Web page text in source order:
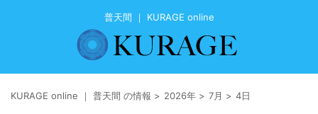
普天間 ｜ KURAGE online
KURAGE online ｜ 普天間 の情報 > 2026年 > 7月 > 4日